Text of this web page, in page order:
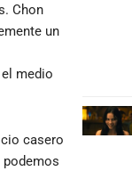
Chon
un
medio
casero
podemos